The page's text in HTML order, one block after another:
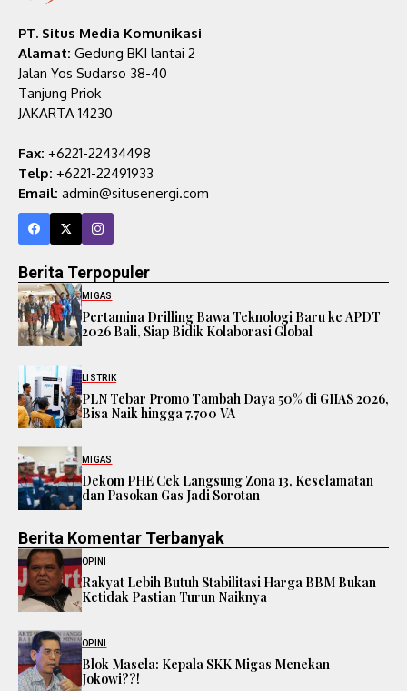
PT. Situs Media Komunikasi
Alamat: Gedung BKI lantai 2
Jalan Yos Sudarso 38-40
Tanjung Priok
JAKARTA 14230
Fax: +6221-22434498
Telp: +6221-22491933
Email: admin@situsenergi.com
Berita Terpopuler
MIGAS
Pertamina Drilling Bawa Teknologi Baru ke APDT
2026 Bali, Siap Bidik Kolaborasi Global
LISTRIK
PLN Tebar Promo Tambah Daya 50% di GIIAS 2026,
Bisa Naik hingga 7.700 VA
MIGAS
Dekom PHE Cek Langsung Zona 13, Keselamatan
dan Pasokan Gas Jadi Sorotan
Berita Komentar Terbanyak
OPINI
Rakyat Lebih Butuh Stabilitasi Harga BBM Bukan
Ketidak Pastian Turun Naiknya
OPINI
Blok Masela: Kepala SKK Migas Menekan
Jokowi??!